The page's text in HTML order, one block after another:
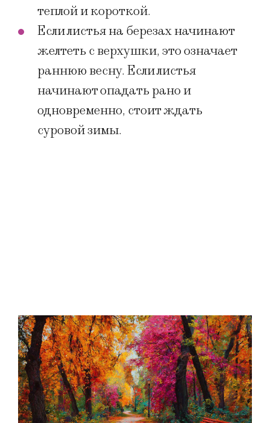
теплой и короткой.
Если листья на березах начинают
желтеть с верхушки, это означает
раннюю весну. Если листья
начинают опадать рано и
одновременно, стоит ждать
суровой зимы.